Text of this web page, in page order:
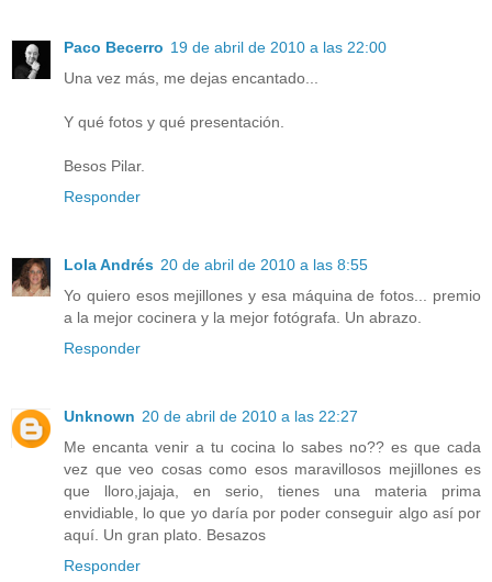
Paco Becerro 19 de abril de 2010 a las 22:00
Una vez más, me dejas encantado...
Y qué fotos y qué presentación.
Besos Pilar.
Responder
Lola Andrés 20 de abril de 2010 a las 8:55
Yo quiero esos mejillones y esa máquina de fotos... premio
a la mejor cocinera y la mejor fotógrafa. Un abrazo.
Responder
Unknown 20 de abril de 2010 a las 22:27
Me encanta venir a tu cocina lo sabes no?? es que cada
vez que veo cosas como esos maravillosos mejillones es
que lloro,jajaja, en serio, tienes una materia prima
envidiable, lo que yo daría por poder conseguir algo así por
aquí. Un gran plato. Besazos
Responder